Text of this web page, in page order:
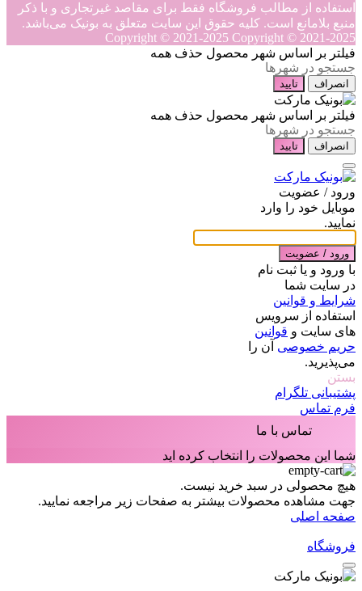
استفاده از مطالب فروشگاه فقط برای مقاصد غیرتجاری و با ذکر
منبع بلامانع است. کلیه حقوق این سایت متعلق به بونیک می‌باشد.
Copyright © 2021-2025 Copyright © 2021-2025
فیلتر بر اساس شهر محصول حذف همه
انصراف تایید
فیلتر بر اساس شهر محصول حذف همه
انصراف تایید
ورود / عضویت
موبایل خود را وارد
نمایید.
ورود / عضویت
با ورود و یا ثبت نام
در سایت شما
شرایط و قوانین
استفاده از سرویس
های سایت و قوانین
حریم خصوصی آن را
می‌پذیرید.
بستن
پشتیبانی تلگرام
فرم تماس
تماس با ما
شما این محصولات را انتخاب کرده اید
هیچ محصولی در سبد خرید نیست.
جهت مشاهده محصولات بیشتر به صفحات زیر مراجعه نمایید.
صفحه اصلی
فروشگاه